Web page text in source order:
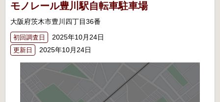
モノレール豊川駅自転車駐車場
大阪府茨木市豊川四丁目36番
初回調査日 2025年10月24日
更新日 2025年10月24日